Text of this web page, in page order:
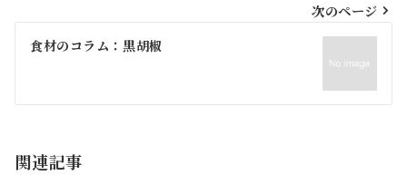
ビ
ゲ
シ
ン
次のページ
食材のコラム：黒胡椒
関連記事